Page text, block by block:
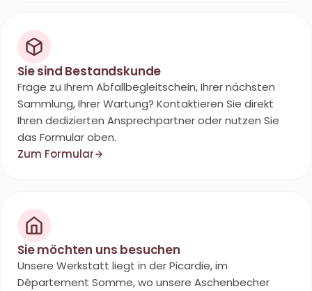
Sie sind Bestandskunde
Frage zu Ihrem Abfallbegleitschein, Ihrer nächsten
Sammlung, Ihrer Wartung? Kontaktieren Sie direkt
Ihren dedizierten Ansprechpartner oder nutzen Sie
das Formular oben.
Zum Formular
Sie möchten uns besuchen
Unsere Werkstatt liegt in der Picardie, im
Département Somme, wo unsere Aschenbecher